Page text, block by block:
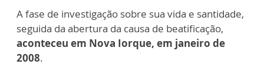
A fase de investigação sobre sua vida e santidade,
seguida da abertura da causa de beatificação,
aconteceu em Nova Iorque, em janeiro de
2008.